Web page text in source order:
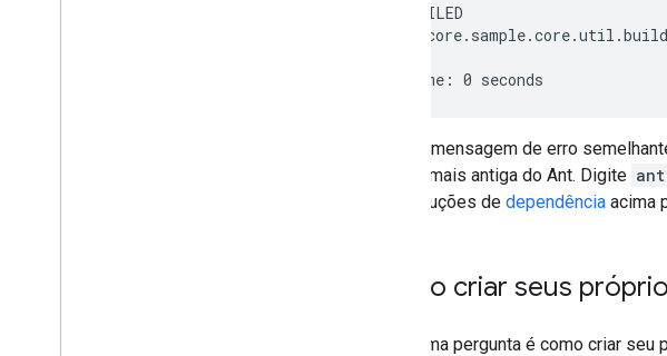
BUILD FAILED
Target
ou uma mensagem de erro
versão mais antiga do Ant. Digite
as instruções de dependência acima
Como criar seus
A próxima pergunta é como criar